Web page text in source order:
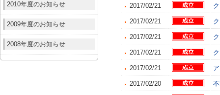
2010年度のお知らせ
2009年度のお知らせ
2008年度のお知らせ
2017/02/21
2017/02/21
2017/02/21
2017/02/21
2017/02/21
2017/02/20